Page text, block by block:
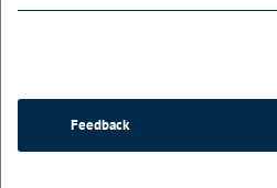
Feedback